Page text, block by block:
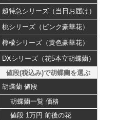
超特急シリーズ（当日お届け）
桃シリーズ（ピンク豪華花）
檸檬シリーズ（黄色豪華花）
DXシリーズ（花5本立胡蝶蘭）
値段(税込み)で胡蝶蘭を選ぶ
胡蝶蘭 値段
胡蝶蘭一覧 価格
値段 1万円 前後の花